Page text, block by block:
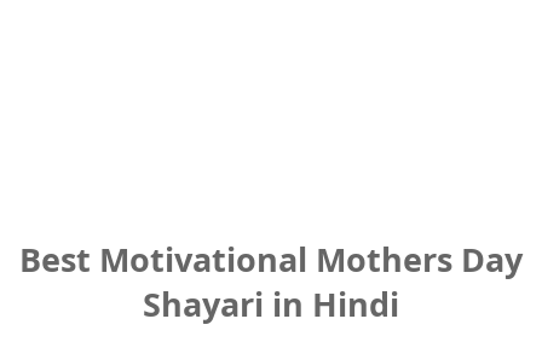
Best Motivational Mothers Day
Shayari in Hindi